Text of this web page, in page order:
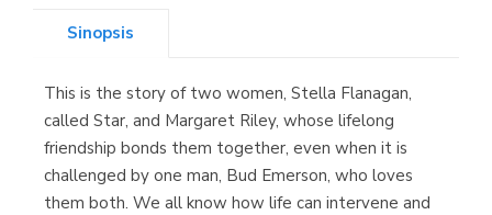
Librería Proteo
(Málaga)
Sinopsis
This is the story of two women, Stella Flanagan,
called Star, and Margaret Riley, whose lifelong
friendship bonds them together, even when it is
challenged by one man, Bud Emerson, who loves
them both. We all know how life can intervene and